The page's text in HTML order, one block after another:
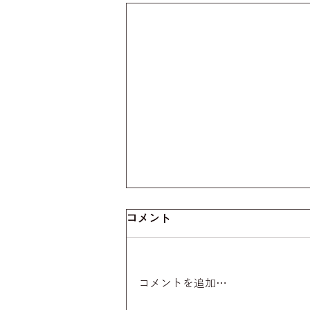
コメント
コメントを追加…